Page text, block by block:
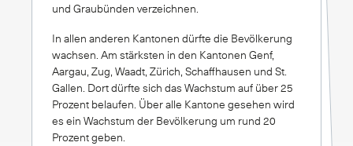
und Graubünden verzeichnen.
In allen anderen Kantonen dürfte die Bevölkerung
wachsen. Am stärksten in den Kantonen Genf,
Aargau, Zug, Waadt, Zürich, Schaffhausen und St.
Gallen. Dort dürfte sich das Wachstum auf über 25
Prozent belaufen. Über alle Kantone gesehen wird
es ein Wachstum der Bevölkerung um rund 20
Prozent geben.